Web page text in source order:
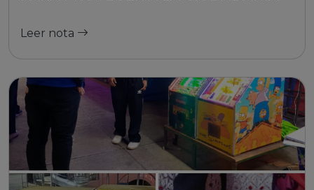
Leer nota